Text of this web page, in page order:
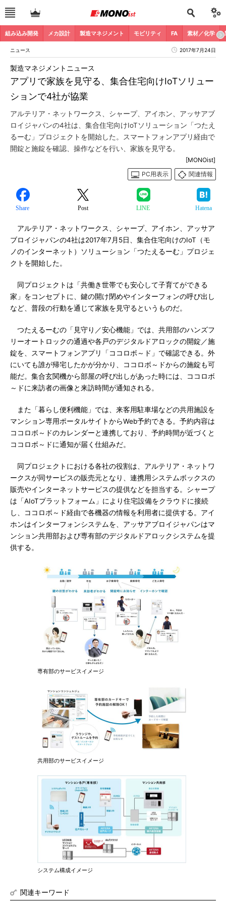
組み込み開発 メカ設計 製造マネジメント モビリティ FA 素材／化学
ニュース 2017年7月24日
アプリで家族を見守る、集合住宅向けIoTソリュー
ションで4社が協業
製造マネジメントニュース
アルテリア・ネットワークス、シャープ、アイホン、アッサアブ
ロイジャパンの4社は、集合住宅向けIoTソリューション「つたえ
るーむ」プロジェクトを開始した。スマートフォンアプリ経由で
開錠と施錠を確認、操作などを行い、家族を見守る。
[MONOist]
PC用表示
関連情報
Share Post LINE Hatena
アルテリア・ネットワークス、シャープ、アイホン、アッサア
ブロイジャパンの4社は2017年7月5日、集合住宅向けのIoT（モ
ノのインターネット）ソリューション「つたえるーむ」プロジェ
クトを開始した。
同プロジェクトは「共働き世帯でも安心して子育てができる
家」をコンセプトに、鍵の開け閉めやインターフォンの呼び出し
など、普段の行動を通じて家族を見守るというものだ。
つたえるーむの「見守り／安心機能」では、共用部のハンズフ
リーオートロックの通過や各戸のデジタルドアロックの開錠／施
錠を、スマートフォンアプリ「ココロボ～ド」で確認できる。外
にいても誰が帰宅したかが分かり、ココロボ～ドからの施錠も可
能だ。集合玄関機から部屋の呼び出しがあった時には、ココロボ
～ドに来訪者の画像と来訪時間が通知される。
また「暮らし便利機能」では、来客用駐車場などの共用施設を
マンション専用ポータルサイトからWeb予約できる。予約内容は
ココロボ～ドのカレンダーと連携しており、予約時間が近づくと
ココロボ～ドに通知が届く仕組みだ。
同プロジェクトにおける各社の役割は、アルテリア・ネットワ
ークスが同サービスの販売元となり、連携用システムボックスの
販売やインターネットサービスの提供などを担当する。シャープ
は「AIoTプラットフォーム」により住宅設備をクラウドに接続
し、ココロボ～ド経由で各機器の情報を利用者に提供する。アイ
ホンはインターフォンシステムを、アッサアブロイジャパンはマ
ンション共用部および専有部のデジタルドアロックシステムを提
供する。
専有部のサービスイメージ
共用部のサービスイメージ
システム構成イメージ
関連キーワード